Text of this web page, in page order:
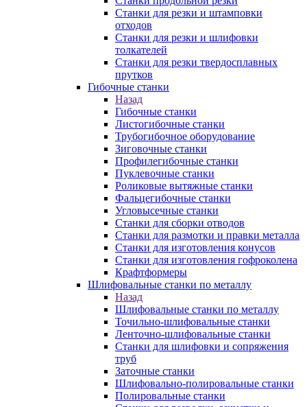
Станки для резки и штамповки
отходов
Станки для резки и шлифовки
толкателей
Станки для резки твердосплавных
прутков
Гибочные станки
Назад
Гибочные станки
Листогибочные станки
Трубогибочное оборудование
Зиговочные станки
Профилегибочные станки
Пуклевочные станки
Роликовые вытяжные станки
Фальцегибочные станки
Угловысечные станки
Станки для сборки отводов
Станки для размотки и правки металла
Станки для изготовления конусов
Станки для изготовления гофроколена
Крафтформеры
Шлифовальные станки по металлу
Назад
Шлифовальные станки по металлу
Точильно-шлифовальные станки
Ленточно-шлифовальные станки
Станки для шлифовки и сопряжения
труб
Заточные станки
Шлифовально-полировальные станки
Полировальные станки